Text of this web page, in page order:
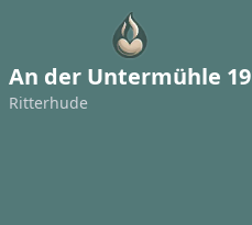
An der Untermühle 19
Ritterhude